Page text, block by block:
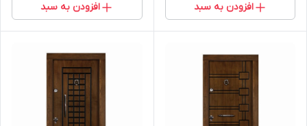
افزودن به سبد افزودن به سبد